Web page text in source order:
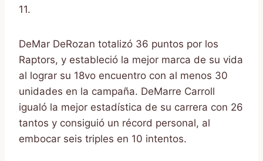
11.
DeMar DeRozan totalizó 36 puntos por los
Raptors, y estableció la mejor marca de su vida
al lograr su 18vo encuentro con al menos 30
unidades en la campaña. DeMarre Carroll
igualó la mejor estadística de su carrera con 26
tantos y consiguió un récord personal, al
embocar seis triples en 10 intentos.